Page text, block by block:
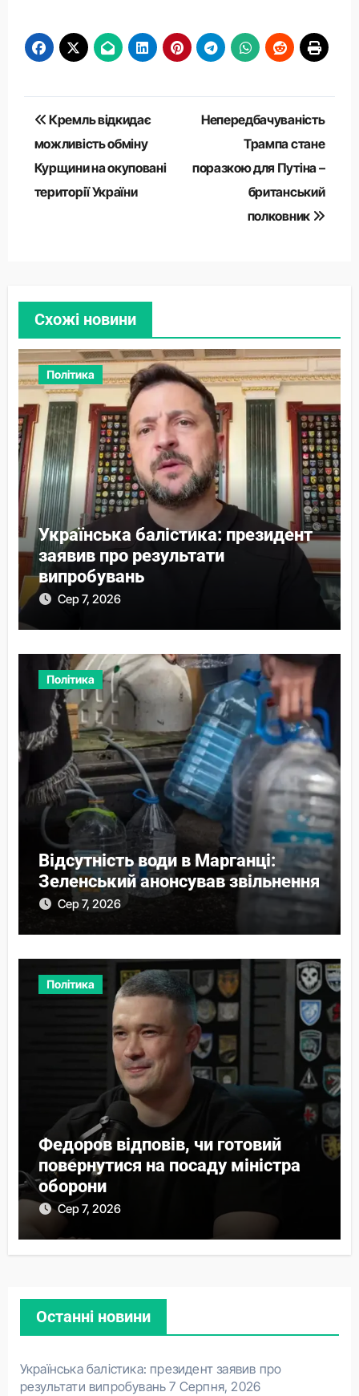
Навігація
записів
Кремль відкидає
можливість обміну
Курщини на окуповані
території України
Непередбачуваність
Трампа стане
поразкою для Путіна –
британський
полковник
Схожі новини
Політика
Українська балістика: президент
заявив про результати
випробувань
Сер 7, 2026
Політика
Відсутність води в Марганці:
Зеленський анонсував звільнення
Сер 7, 2026
Політика
Федоров відповів, чи готовий
повернутися на посаду міністра
оборони
Сер 7, 2026
Останні новини
Українська балістика: президент заявив про
результати випробувань 7 Серпня, 2026